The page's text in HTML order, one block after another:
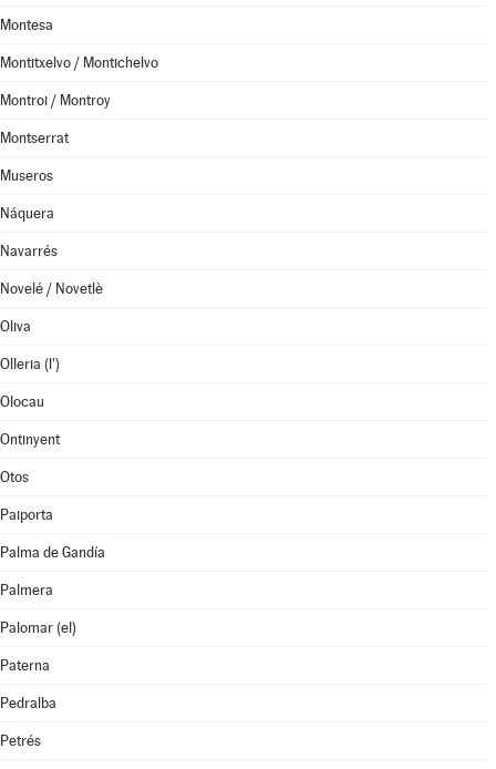
Montesa
Montitxelvo / Montichelvo
Montroi / Montroy
Montserrat
Museros
Náquera
Navarrés
Novelé / Novetlè
Oliva
Olleria (l')
Olocau
Ontinyent
Otos
Paiporta
Palma de Gandía
Palmera
Palomar (el)
Paterna
Pedralba
Petrés